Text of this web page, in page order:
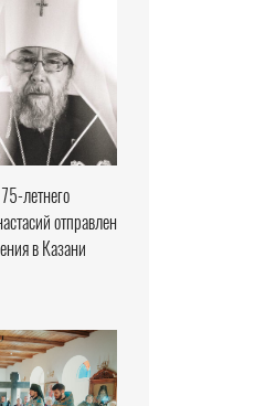
летнего
отправлен
в Казани